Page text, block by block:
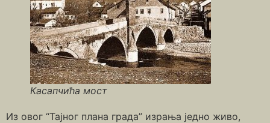
Касапчића мост
Из овог “Тајног плана града” израња једно живо,